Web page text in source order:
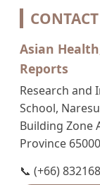
CONTACT
Asian
Reports
Research and
School,
Building Zone
Province 65000
📞 (+66)